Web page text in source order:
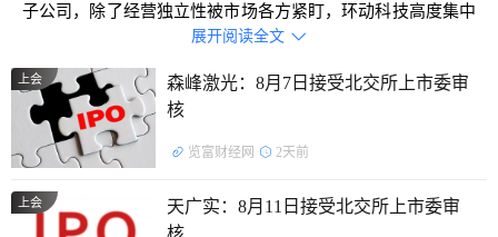
子公司，除了经营独立性被市场各方紧盯，环动科技高度集中
的客户结构和较为单一的产品收入架构，暴露出其在应对市场
变化和竞争压力方面缺乏足够的灵活性和抗风险能力。
困境，环动科技通过让价维系了双方合作关系。同时，公司当
展开阅读全文 
上会
森峰激光：8月7日接受北交所上市委审
核
览富财经网 2天前
上会
天广实：8月11日接受北交所上市委审
核